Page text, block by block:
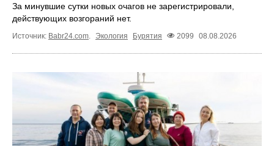
За минувшие сутки новых очагов не зарегистрировали,
действующих возгораний нет.
Источник: Babr24.com Экология Бурятия 2099 08.08.2026